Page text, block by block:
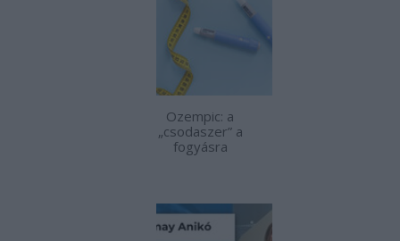
Ozempic: a
„csodaszer” a
fogyásra